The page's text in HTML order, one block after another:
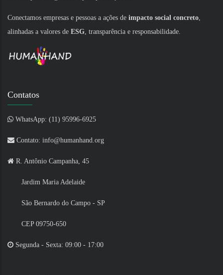
Conectamos empresas e pessoas a ações de impacto social concreto
alinhadas a valores de ESG , transparência e responsabilidade.
Contatos
WhatsApp: (11) 95996-6925
Contato: info@humanhand.org
R. Antônio Campanha, 45
Jardim Maria Adelaide
São Bernardo do Campo - SP
CEP 09750-650
Segunda - Sexta: 09:00 - 17:00